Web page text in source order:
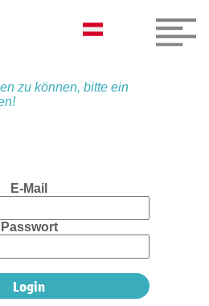
zu können, bitte ein
E-Mail
Passwort